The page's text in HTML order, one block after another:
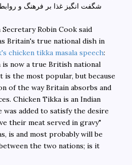
Robin Cook said
Britain's true national dish in
chicken tikka masala speech:
is now a true British national
is the most popular, but because
of the way Britain absorbs and
Chicken Tikka is an Indian
was added to satisfy the desire
their meat served in gravy"
is and most probably will be
the two nations; is it